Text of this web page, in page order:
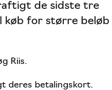
de sidste tre
køb for større beløb
Riis.
deres betalingskort.